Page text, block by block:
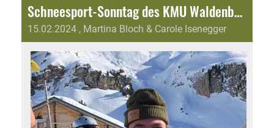
Schneesport-Sonntag des KMU Waldenburgertal auf dem Hasliberg
15.02.2024 , Martina Bloch & Carole Isenegger